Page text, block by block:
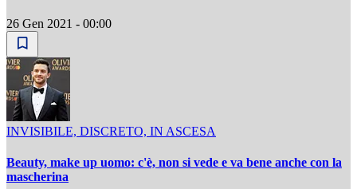
26 Gen 2021 - 00:00
INVISIBILE, DISCRETO, IN ASCESA
Beauty, make up uomo: c'è, non si vede e va bene anche con la
mascherina